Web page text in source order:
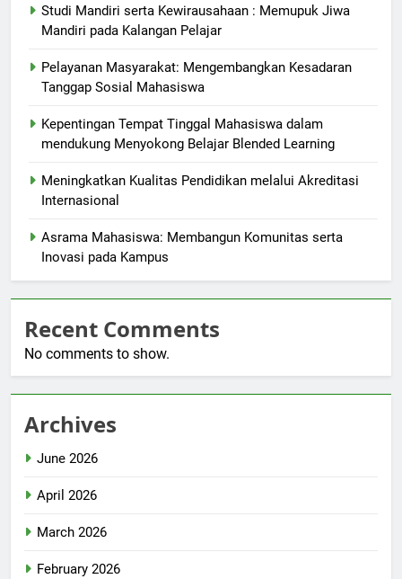
Studi Mandiri serta Kewirausahaan : Memupuk Jiwa
Mandiri pada Kalangan Pelajar
Pelayanan Masyarakat: Mengembangkan Kesadaran
Tanggap Sosial Mahasiswa
Kepentingan Tempat Tinggal Mahasiswa dalam
mendukung Menyokong Belajar Blended Learning
Meningkatkan Kualitas Pendidikan melalui Akreditasi
Internasional
Asrama Mahasiswa: Membangun Komunitas serta
Inovasi pada Kampus
Recent Comments
No comments to show.
Archives
June 2026
April 2026
March 2026
February 2026